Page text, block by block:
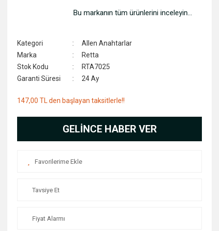
Bu markanın tüm ürünlerini inceleyin...
Kategori
Allen Anahtarlar
Marka
Retta
Stok Kodu
RTA7025
Garanti Süresi
24 Ay
147,00 TL den başlayan taksitlerle!!
GELİNCE HABER VER
Tavsiye Et
Fiyat Alarmı